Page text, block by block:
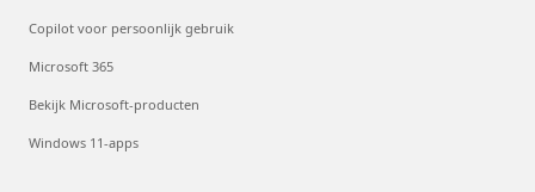
Copilot voor persoonlijk gebruik
Microsoft 365
Bekijk Microsoft-producten
Windows 11-apps